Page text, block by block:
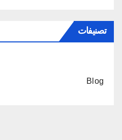
تصنيفات
Blog